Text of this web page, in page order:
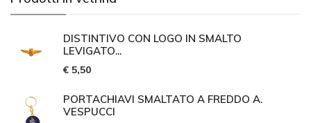
DISTINTIVO CON LOGO IN SMALTO
LEVIGATO...
€ 5,50
PORTACHIAVI SMALTATO A FREDDO A.
VESPUCCI